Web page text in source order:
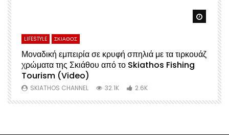
Watch Later
LIFESTYLE ΣΚΙΑΘΟΣ
Μοναδική εμπειρία σε κρυφή σπηλιά με τα τιρκουάζ
χρώματα της Σκιάθου από το Skiathos Fishing
Tourism (Video)
SKIATHOS CHANNEL 32.1K 2.6K